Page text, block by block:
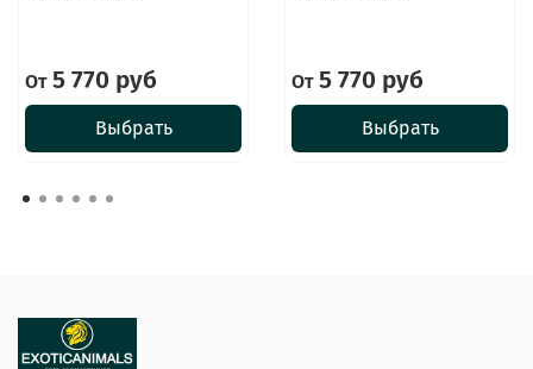
От5 770 руб
Выбрать
От5 770 руб
Выбрать